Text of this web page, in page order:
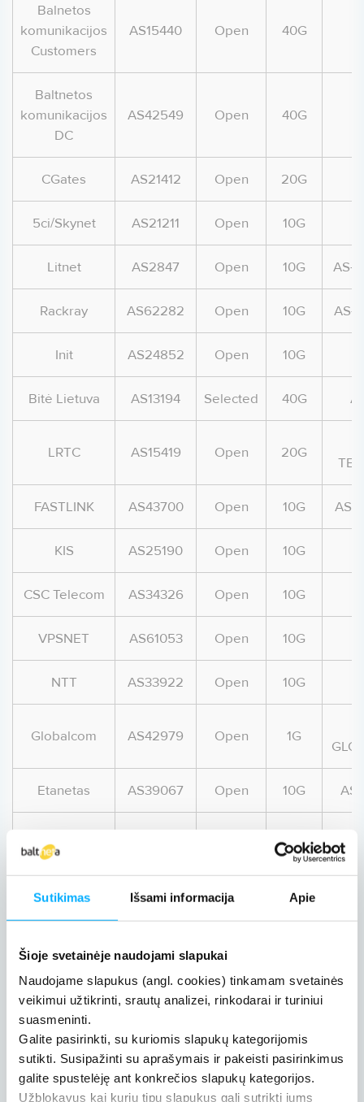
Sutikimas Išsami informacija Apie
Šioje svetainėje naudojami slapukai
Naudojame slapukus (angl. cookies) tinkamam svetainės
veikimui užtikrinti, srautų analizei, rinkodarai ir turiniui
suasmeninti.
Galite pasirinkti, su kuriomis slapukų kategorijomis
sutikti. Susipažinti su aprašymais ir pakeisti pasirinkimus
galite spustelėję ant konkrečios slapukų kategorijos.
Užblokavus kai kurių tipų slapukus gali sutrikti jums
Balnetos
komunikacijos
Customers
AS15440 Open 40G
Baltnetos
komunikacijos
DC
AS42549 Open 40G
CGates AS21412 Open 20G
5ci/Skynet AS21211 Open 10G
Litnet AS2847 Open 10G AS-
Rackray AS62282 Open 10G AS-
Init AS24852 Open 10G
Bitė Lietuva AS13194 Selected 40G
LRTC AS15419 Open 20G
FASTLINK AS43700 Open 10G AS-
KIS AS25190 Open 10G
CSC Telecom AS34326 Open 10G
VPSNET AS61053 Open 10G
NTT AS33922 Open 10G
Globalcom AS42979 Open 1G
Etanetas AS39067 Open 10G
Micronet AS49602 Open 10G
Kvartalas AS202085 Open 10G
Progmera AS202725 Open
Bitosis AS44246 Open 10G
Magnetukas AS41228 Open 10G